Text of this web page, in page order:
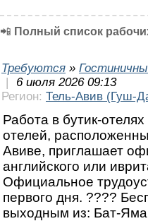
📲 Полный список
Требуются »
|
6 июля 2026 09:13
Регион: Тель-Авив (Гуш-
Работа в бутик-
отелей,
Авиве, приглашает
английского или
Официальное
первого дня. ????️
выходным из: Бат-